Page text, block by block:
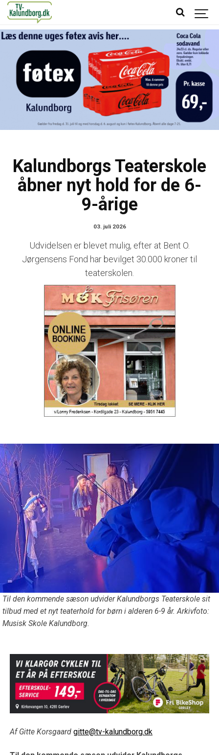
Kalundborgs Teaterskole
åbner nyt hold for de 6-
9-årige
03. juli 2026
Udvidelsen er blevet mulig, efter at Bent O.
Jørgensens Fond har bevilget 30.000 kroner til
teaterskolen.
Til den kommende sæson udvider Kalundborgs Teaterskole sit
tilbud med et nyt teaterhold for børn i alderen 6-9 år. Arkivfoto:
Musisk Skole Kalundborg.
Af Gitte Korsgaard gitte@tv-kalundborg.dk